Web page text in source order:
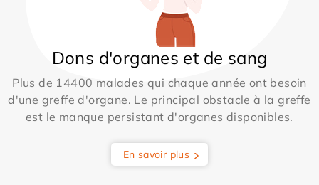
Dons d'organes et de sang
Plus de 14400 malades qui chaque année ont besoin
d'une greffe d'organe. Le principal obstacle à la greffe
est le manque persistant d'organes disponibles.
En savoir plus